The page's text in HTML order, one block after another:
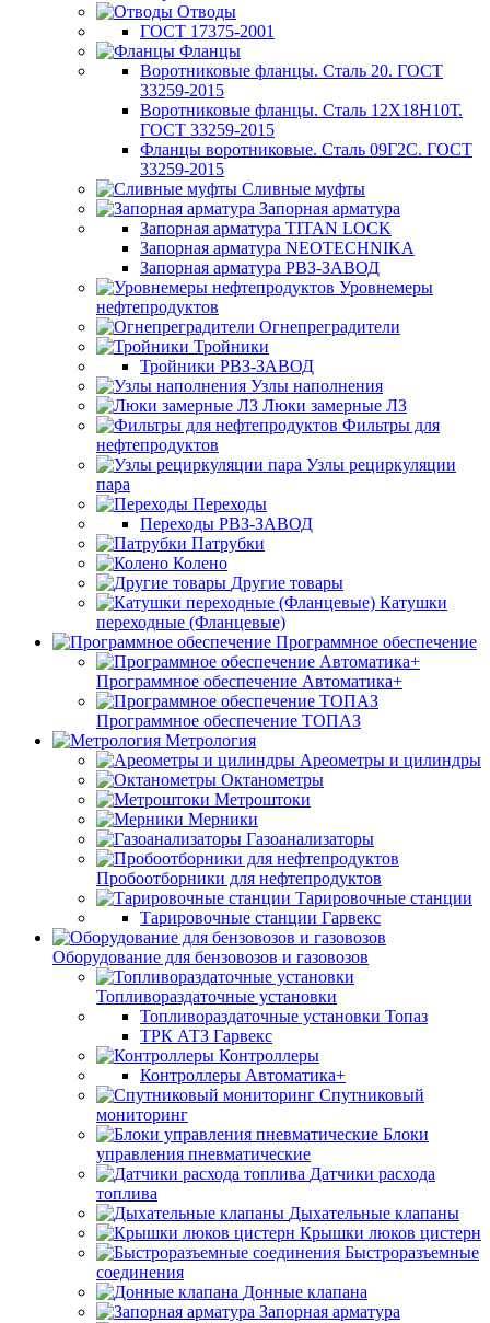
Отводы
ГОСТ 17375-2001
Фланцы
Воротниковые фланцы. Сталь 20. ГОСТ
33259-2015
Воротниковые фланцы. Сталь 12Х18Н10Т.
ГОСТ 33259-2015
Фланцы воротниковые. Сталь 09Г2С. ГОСТ
33259-2015
Сливные муфты
Запорная арматура
Запорная арматура TITAN LOCK
Запорная арматура NEOTECHNIKA
Запорная арматура РВЗ-ЗАВОД
Уровнемеры
нефтепродуктов
Огнепреградители
Тройники
Тройники РВЗ-ЗАВОД
Узлы наполнения
Люки замерные ЛЗ
Фильтры для
нефтепродуктов
Узлы рециркуляции
пара
Переходы
Переходы РВЗ-ЗАВОД
Патрубки
Колено
Другие товары
Катушки
переходные (Фланцевые)
Программное обеспечение
Программное обеспечение Автоматика+
Программное обеспечение ТОПАЗ
Метрология
Ареометры и цилиндры
Октанометры
Метроштоки
Мерники
Газоанализаторы
Пробоотборники для нефтепродуктов
Тарировочные станции
Тарировочные станции Гарвекс
Оборудование для бензовозов и газовозов
Топливораздаточные установки
Топливораздаточные установки Топаз
ТРК АТЗ Гарвекс
Контроллеры
Контроллеры Автоматика+
Спутниковый
мониторинг
Блоки
управления пневматические
Датчики расхода
топлива
Дыхательные клапаны
Крышки люков цистерн
Быстроразъемные
соединения
Донные клапана
Запорная арматура